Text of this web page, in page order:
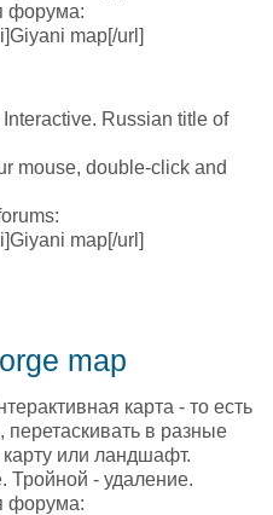
форума:
map[/url]
Russian title of
mouse, double-click and
map[/url]
map
карта - то есть
в разные
или ландшафт.
Тройной - удаление.
форума: